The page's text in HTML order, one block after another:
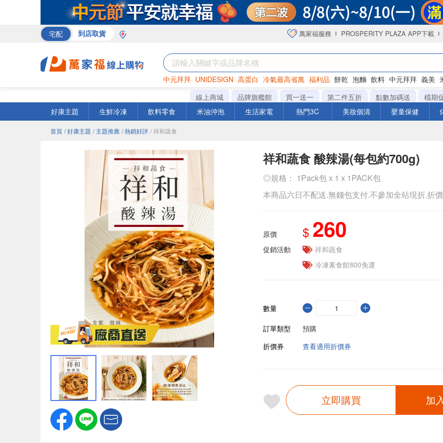
宅配 到店取貨 萬家福服務 PROSPERITY PLAZA APP下載
中元拜拜 UNIDESIGN 高蛋白 冷氣最高省萬 福利品 餅乾 泡麵 飲料 中元拜拜 義美
罐頭 咖啡 海苔
線上商城 品牌旗艦館 買一送一 第二件五折 點數加碼送
檔期
好康主題
生鮮冷凍 飲料零食 米油沖泡 生活家電 熱門3C 美妝個清 嬰童保健
首頁 / 好康主題 / 主題推薦 / 熱銷好評 / 祥和蔬食
祥和蔬食 酸辣湯(每包約700g)
◎規格： 1Pack包 x 1 x 1PACK包
本商品六日不配送.無錢包支付.不參加全站現折.折
原價 $ 260
促銷活動
祥和蔬食
冷凍素食館800免運
數量
訂單類型
預購
折價券
查看適用折價券
立即購買 加